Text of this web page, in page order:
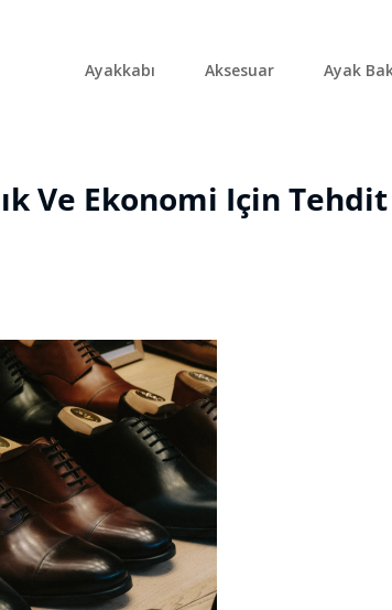
Ayakkabı Aksesuar Ayak
Ve Ekonomi Için Tehdit